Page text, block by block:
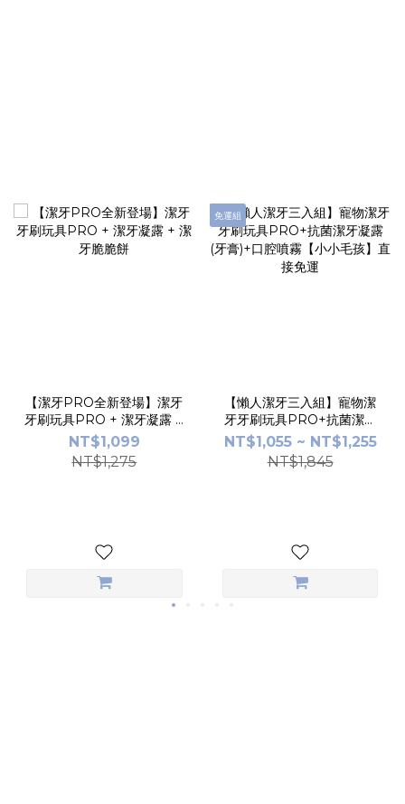
【潔牙PRO全新登場】潔牙
牙刷玩具PRO + 潔牙凝露 +
潔牙脆脆餅
NT$1,099
NT$1,275
免運組
【懶人潔牙三入組】寵物潔
牙牙刷玩具PRO+抗菌潔牙
凝露(牙膏)+口腔噴霧【小小
毛孩】直接免運
NT$1,055 ~ NT$1,255
NT$1,845